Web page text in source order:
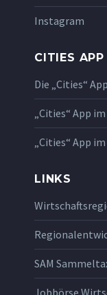
Instagram
CITIES APP
Die „Cities“ App
„Cities“ App
„Cities“ App
LINKS
SAM